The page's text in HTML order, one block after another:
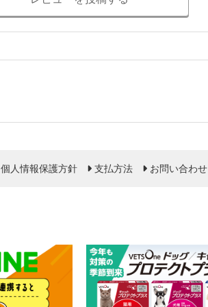
個人情報保護方針 支払方法 お問い合わせ